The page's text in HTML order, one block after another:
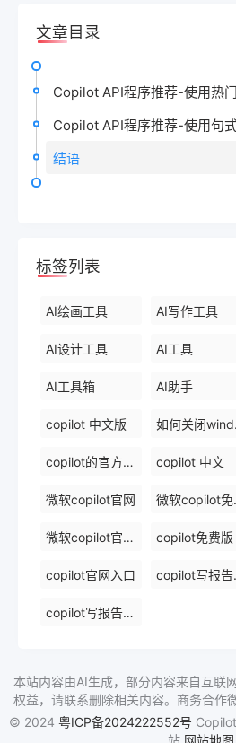
文章目录
Copilot API程序推荐-使用热
Copilot API程序推荐-使用句
结语
标签列表
AI绘画工具 AI写作工具
AI设计工具 AI工具
AI工具箱 AI助手
copilot 中文版 如
copilot的官方网站 copilot 中文
微软copilot官网 微
微软copilot官网免费在线 copilot免费版
copilot官网入口
copilot写报告免费在线
本站内容由AI生成，部分内容来自互联
权益，请联系删除相关内容。商务合作
© 2024 粤ICP备2024222552号
站 网站地图